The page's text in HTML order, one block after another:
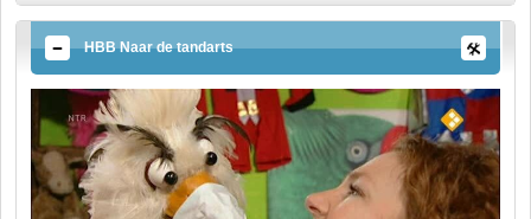
HBB Naar de tandarts